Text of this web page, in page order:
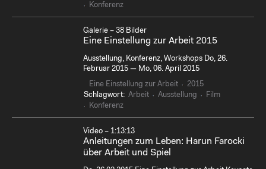
Konferenz
Galerie – 38 Bilder
Eine Einstellung zur Arbeit 2015
Ausstellung, Konferenz, Workshops Do, 26.
Februar 2015 — Mo, 06. April 2015
Eine Einstellung zur Arbeit
2015
Schlagwort: Arbeit Ausstellung
Film
Konferenz
Video – 1:13:13
Anleitungen zum Leben: Harun Farocki
über Arbeit und Spiel